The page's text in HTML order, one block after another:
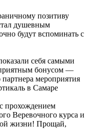
позитиву
душевным
будут вспоминать с
себя самыми
бонусом —
мероприятия
в Самаре
прохождением
Веревочного курса и
жизни! Прощай,